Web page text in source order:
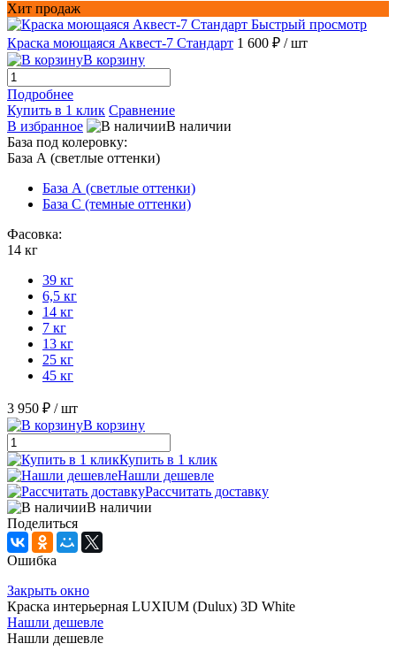
Хит продаж
Быстрый просмотр
Краска моющаяся Аквест-7 Стандарт 1 600 ₽ / шт
В корзину
Подробнее
Купить в 1 клик Сравнение
В избранное
В наличии
База под колеровку:
База А (светлые оттенки)
База А (светлые оттенки)
База С (темные оттенки)
Фасовка:
14 кг
39 кг
6,5 кг
14 кг
7 кг
13 кг
25 кг
45 кг
3 950 ₽ / шт
В корзину
Купить в 1 клик
Нашли дешевле
Рассчитать доставку
В наличии
Поделиться
Ошибка
Закрыть окно
Краска интерьерная LUXIUM (Dulux) 3D White
Нашли дешевле
Нашли дешевле